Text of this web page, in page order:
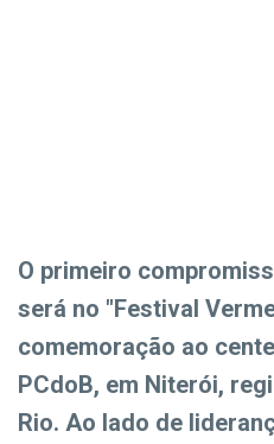
O primeiro
será no "Festival
comemoração ao
PCdoB, em Niterói,
Rio. Ao lado de